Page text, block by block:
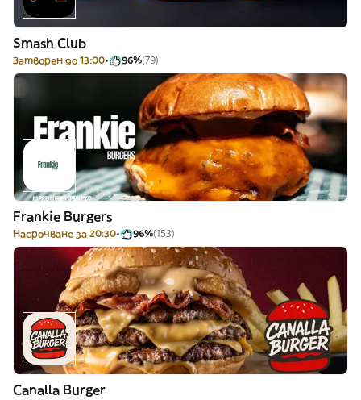
Smash Club
Затворен до 13:00 96%(79)
Frankie Burgers
Насрочване за 20:30 96%(153)
Canalla Burger